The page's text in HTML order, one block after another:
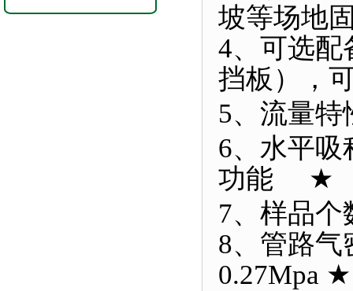
坡等场地
4、可选配
挡板），
5、流量特
6、水平吸
功能
★
7、样品个
8、管路气
0.27Mpa ★